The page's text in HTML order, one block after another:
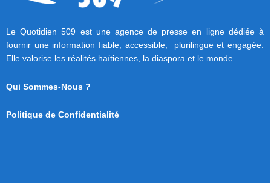
Le Quotidien 509 est une agence de presse en ligne dédiée à
fournir une information fiable, accessible, plurilingue et engagée.
Elle valorise les réalités haïtiennes, la diaspora et le monde.
Qui Sommes-Nous ?
Politique de Confidentialité